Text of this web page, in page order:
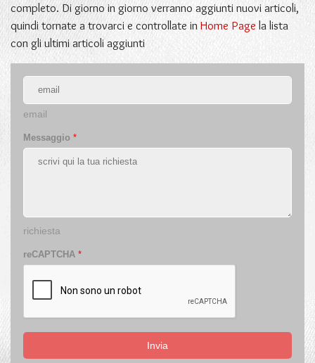
completo. Di giorno in giorno verranno aggiunti nuovi articoli,
quindi tornate a trovarci e controllate in Home Page la lista
con gli ultimi articoli aggiunti
email
Messaggio *
richiesta
reCAPTCHA *
Invia